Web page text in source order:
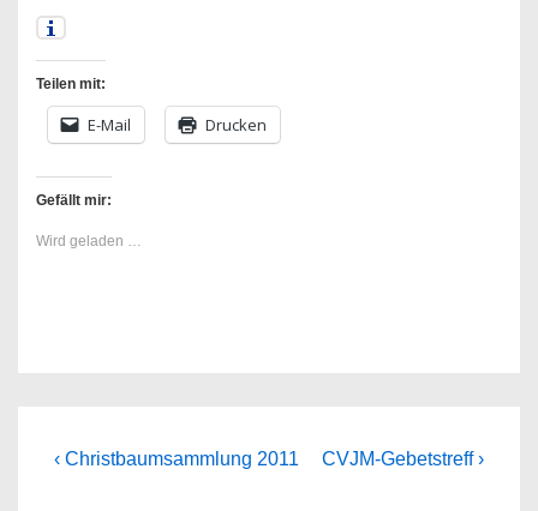
Teilen mit:
E-Mail Drucken
Gefällt mir:
Wird geladen …
Beitragsnavigation
Previous
‹ Christbaumsammlung 2011
Next
CVJM-Gebetstreff ›